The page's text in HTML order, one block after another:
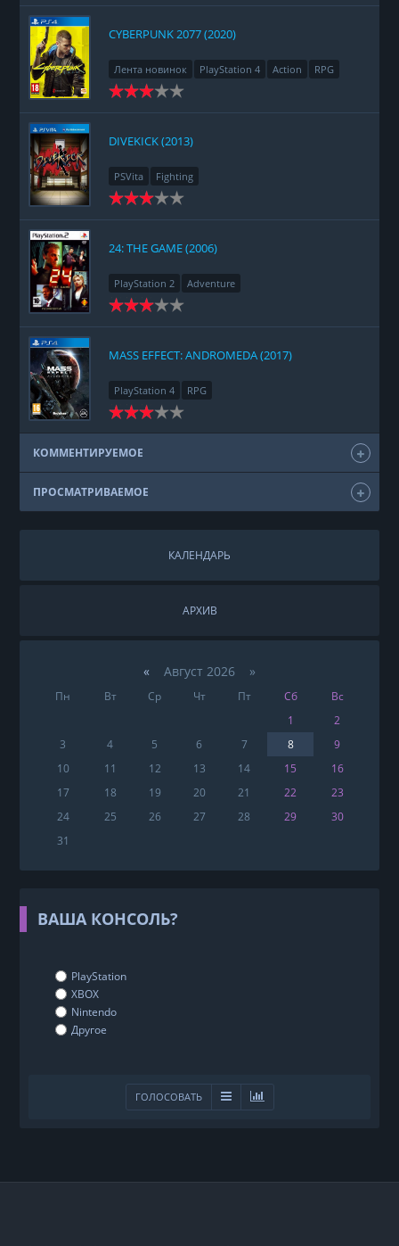
CYBERPUNK 2077 (2020)
Лента новинок PlayStation 4 Action
RPG
Racing
Adventure
DIVEKICK (2013)
PSVita Fighting
24: THE GAME (2006)
PlayStation 2 Adventure
MASS EFFECT: ANDROMEDA (2017)
PlayStation 4 RPG
КОММЕНТИРУЕМОЕ
ПРОСМАТРИВАЕМОЕ
КАЛЕНДАРЬ
АРХИВ
«Август 2026 »
Пн Вт Ср Чт Пт Сб
Вс
1
2
3
4 5 6 7 8
9
10
11 12 13 14 15
16
17
18 19 20 21 22
23
24
25 26 27 28 29
30
31
ВАША КОНСОЛЬ?
PlayStation
XBOX
Nintendo
Другое
ГОЛОСОВАТЬ